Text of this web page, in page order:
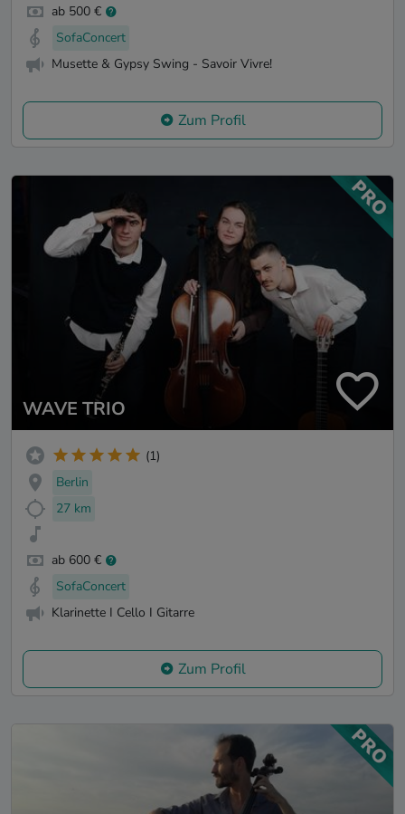
ab 500 €
SofaConcert
Musette & Gypsy Swing - Savoir Vivre!
Zum Profil
WAVE TRIO
(1)
Berlin
27 km
ab 600 €
SofaConcert
Klarinette I Cello I Gitarre
Zum Profil